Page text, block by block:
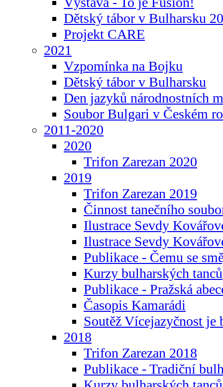
Dětský tábor v Bulharsku
Projekt CARE
2021
Vzpomínka na Bojku
Dětský tábor v Bulharsku
Den jazyků národnostních
Soubor Bulgari v Českém
2011-2020
2020
Trifon Zarezan 2020
2019
Trifon Zarezan 2019
Činnost tanečního
Ilustrace Sevdy
Ilustrace Sevdy
Publikace - Čemu se
Kurzy bulharských tanců
Publikace - Pražská
Časopis Kamarádi
Soutěž Vícejazyčnost je
2018
Trifon Zarezan 2018
Publikace - Tradiční